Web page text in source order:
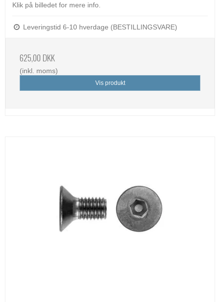
Klik på billedet for mere info.
Leveringstid 6-10 hverdage (BESTILLINGSVARE)
625,00 DKK
(inkl. moms)
Vis produkt